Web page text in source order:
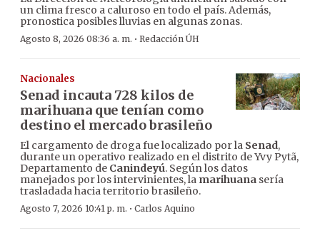
un clima fresco a caluroso en todo el país. Además,
pronostica posibles lluvias en algunas zonas.
Agosto 8, 2026 08:36 a. m. · Redacción ÚH
Nacionales
Senad incauta 728 kilos de
marihuana que tenían como
destino el mercado brasileño
El cargamento de droga fue localizado por la Senad,
durante un operativo realizado en el distrito de Yvy Pytã,
Departamento de Canindeyú. Según los datos
manejados por los intervinientes, la marihuana sería
trasladada hacia territorio brasileño.
Agosto 7, 2026 10:41 p. m. · Carlos Aquino